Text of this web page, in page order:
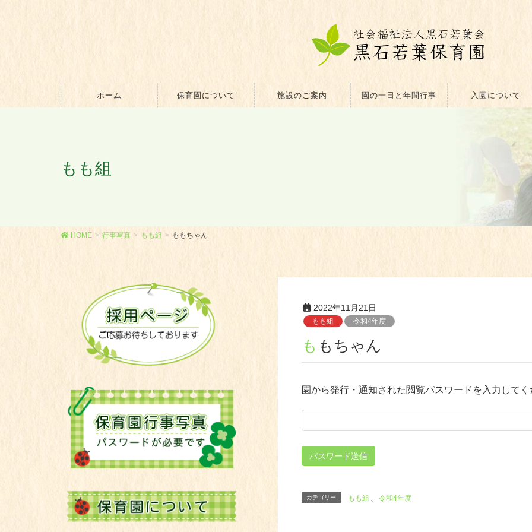
ホーム 保育園について 施設のご案内 園の一日と年間行事 入園について
もも組
HOME 行事写真 もも組 ももちゃん
2022年11月21日
もも組 令和4年度
ももちゃん
園から発行・通知された閲覧パスワードを入力して
カテゴリー もも組 、 令和4年度